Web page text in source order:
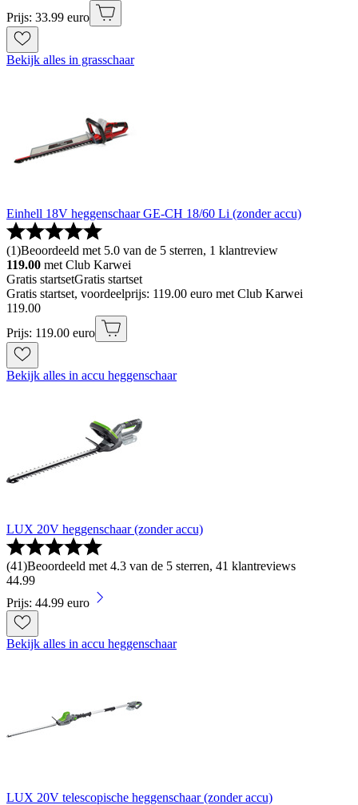
Prijs: 33.99 euro
Bekijk alles in grasschaar
Einhell 18V heggenschaar GE-CH 18/60 Li (zonder accu)
(1)Beoordeeld met 5.0 van de 5 sterren, 1 klantreview
119.00 met Club Karwei
Gratis startsetGratis startset
Gratis startset, voordeelprijs: 119.00 euro met Club Karwei
119.00
Prijs: 119.00 euro
Bekijk alles in accu heggenschaar
LUX 20V heggenschaar (zonder accu)
(41)Beoordeeld met 4.3 van de 5 sterren, 41 klantreviews
44.99
Prijs: 44.99 euro
Bekijk alles in accu heggenschaar
LUX 20V telescopische heggenschaar (zonder accu)